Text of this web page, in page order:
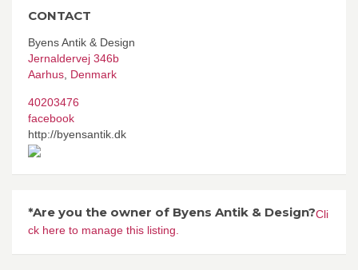
CONTACT
Byens Antik & Design
Jernaldervej 346b
Aarhus Denmark
40203476
facebook
http://byensantik.dk
*Are you the owner of Byens Antik & Design?Cli
ck here to manage this listing.